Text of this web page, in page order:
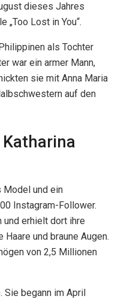
dieses Jahres
Lost in You“.
als Tochter
war ein armer Mann,
sie mit Anna Maria
auf den
Model und ein
Instagram-Follower.
und erhielt dort ihre
und braune Augen.
von 2,5 Millionen
Sie begann im April